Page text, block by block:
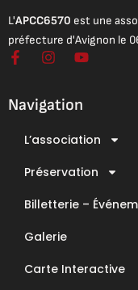
L'APCC6570 est une
préfecture d'Avignon le
F
a
e
b
I
t
a
r
m
Y
t
u
e
Navigation
L’association
Préservation
Billetterie –
Galerie
Carte Interactive
Mentions légales
Conditions Générales de
Conditions Générales
Mentions légales &
E-Mail :